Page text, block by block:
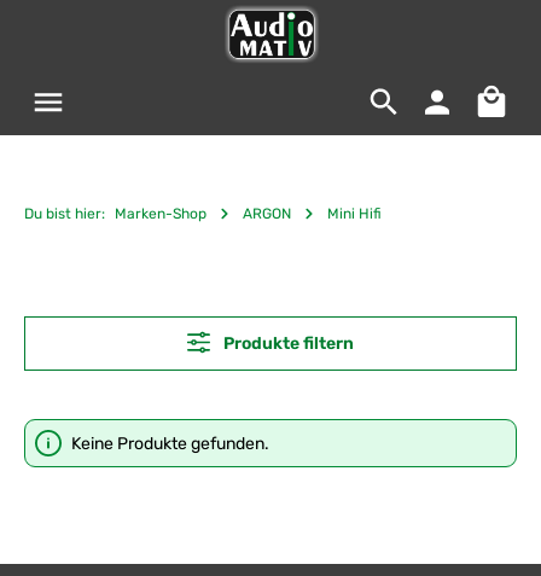
Du bist hier: Marken-Shop ARGON Mini Hifi
Produkte filtern
Keine Produkte gefunden.